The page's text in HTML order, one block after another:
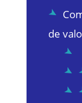
de